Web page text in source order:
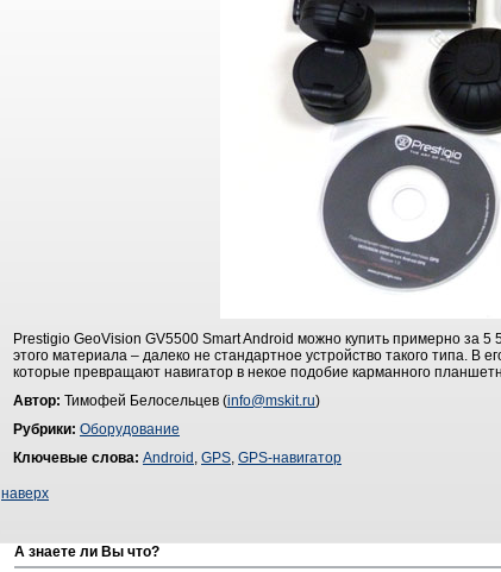
Prestigio GeoVision GV5500 Smart Android можно купить примерно за
этого материала – далеко не стандартное устройство такого типа. В
которые превращают навигатор в некое подобие карманного
Автор: Тимофей Белосельцев (info@mskit.ru)
Рубрики: Оборудование
Ключевые слова: Android , GPS, GPS-навигатор
наверх
А знаете ли Вы что?